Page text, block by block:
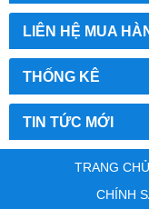
LIÊN HỆ MUA
THỐNG KÊ
TIN TỨC MỚI
TRANG CHỦ
CHÍNH